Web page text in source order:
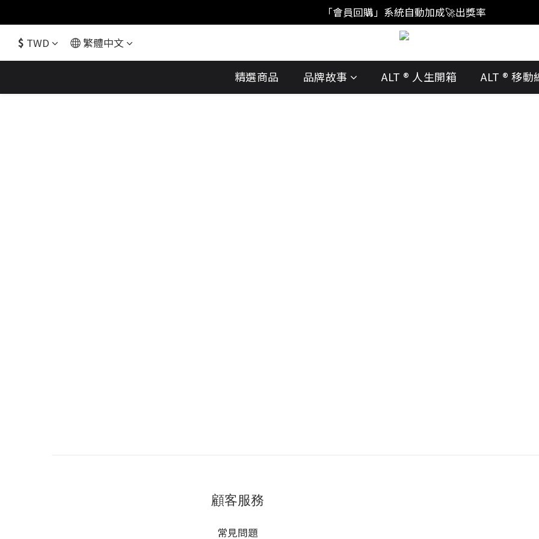
「註冊新會員」買福袋結帳直接"首購爆擊🥊"
「會員回購」系統自動加成🚀出獎率
「註冊新會員」買福袋結帳直接"首購爆擊🥊"
$ TWD 繁體中文
精選商品 品牌故事 ALT ® 人生開箱 ALT ® 移動
顧客服務
常見問題